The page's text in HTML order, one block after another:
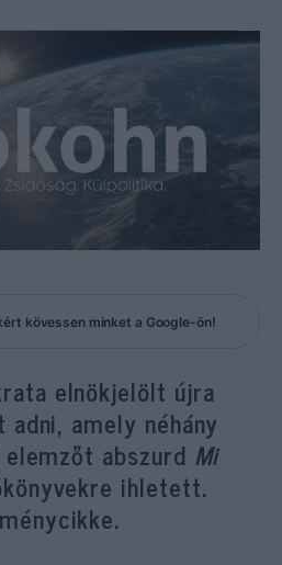
kövessen minket a Google-ön!
elnökjelölt újra
amely néhány
abszurd Mi
ihletett.